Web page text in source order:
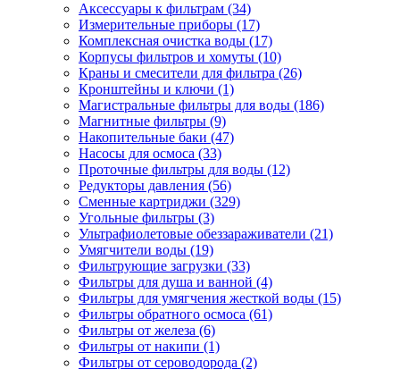
Аксессуары к фильтрам (34)
Измерительные приборы (17)
Комплексная очистка воды (17)
Корпусы фильтров и хомуты (10)
Краны и смесители для фильтра (26)
Кронштейны и ключи (1)
Магистральные фильтры для воды (186)
Магнитные фильтры (9)
Накопительные баки (47)
Насосы для осмоса (33)
Проточные фильтры для воды (12)
Редукторы давления (56)
Сменные картриджи (329)
Угольные фильтры (3)
Ультрафиолетовые обеззараживатели (21)
Умягчители воды (19)
Фильтрующие загрузки (33)
Фильтры для душа и ванной (4)
Фильтры для умягчения жесткой воды (15)
Фильтры обратного осмоса (61)
Фильтры от железа (6)
Фильтры от накипи (1)
Фильтры от сероводорода (2)